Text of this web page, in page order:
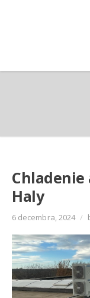
Chladenie
Haly
6 decembra, 2024 /